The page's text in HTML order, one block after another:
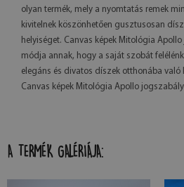
olyan termék, mely a nyomtatás remek
kivitelnek köszönhetően gusztusosan
helyiséget. Canvas képek Mitológia
módja annak, hogy a saját szobát
elegáns és divatos díszek otthonába való
Canvas képek Mitológia Apollo
A TERMÉK GALÉRIÁJA: